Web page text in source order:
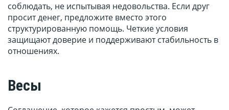
соблюдать, не испытывая недовольства. Если друг
просит денег, предложите вместо этого
структурированную помощь. Четкие условия
защищают доверие и поддерживают стабильность в
отношениях.
Весы